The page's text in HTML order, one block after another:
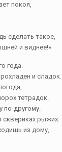
покоя,
сделать такое,
и виднее!»
года.
и сладок.
тетрадок.
по-другому.
сквериках рыжих.
из дому,